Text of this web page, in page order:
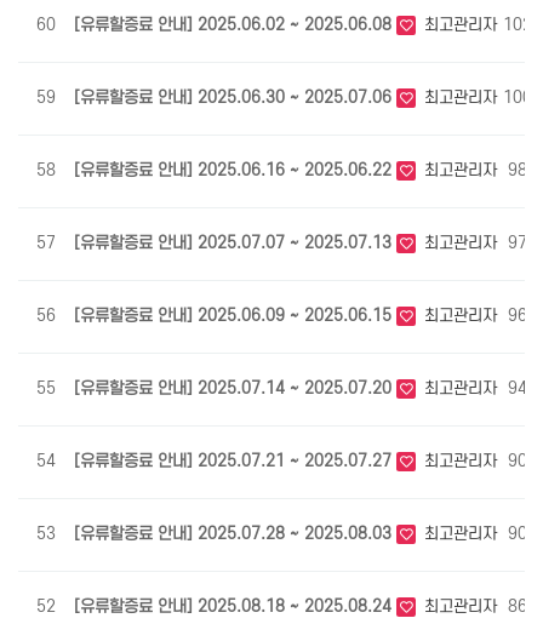
60 [유류할증료 안내] 2025.06.02 ~ 2025.06.08 최고관리자 1027
59 [유류할증료 안내] 2025.06.30 ~ 2025.07.06 최고관리자 1005
58 [유류할증료 안내] 2025.06.16 ~ 2025.06.22 최고관리자 981
57 [유류할증료 안내] 2025.07.07 ~ 2025.07.13 최고관리자 973
56 [유류할증료 안내] 2025.06.09 ~ 2025.06.15 최고관리자 965
55 [유류할증료 안내] 2025.07.14 ~ 2025.07.20 최고관리자 941
54 [유류할증료 안내] 2025.07.21 ~ 2025.07.27 최고관리자 904
53 [유류할증료 안내] 2025.07.28 ~ 2025.08.03 최고관리자 902
52 [유류할증료 안내] 2025.08.18 ~ 2025.08.24 최고관리자 860